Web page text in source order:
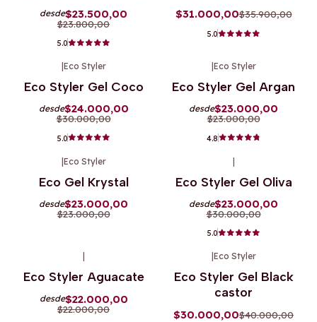
desde$23.500,00
$23.800,00
5.0
$31.000,00$35.900,00
5.0
Agotado
Eco Styler
Eco Styler Gel Coco
desde$24.000,00
$30.000,00
5.0
Agotado
Eco Styler
Eco Styler Gel Argan
desde$23.000,00
$23.000,00
4.8
Agotado
|Eco Styler
Eco Gel Krystal
desde$23.000,00
$23.000,00
Agotado
|
Eco Styler Gel Oliva
desde$23.000,00
$30.000,00
5.0
Agotado
Eco Styler Aguacate
desde$22.000,00
$22.000,00
Agotado
Eco Styler
Eco Styler Gel Black
castor
$30.000,00$40.000,00